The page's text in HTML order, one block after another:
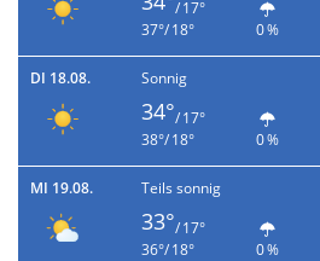
/ 17°
37°/ 18°
0 %
DI 18.08. Sonnig
34°/ 17°
38°/ 18°
0 %
MI 19.08. Teils sonnig
33°/ 17°
36°/ 18°
0 %